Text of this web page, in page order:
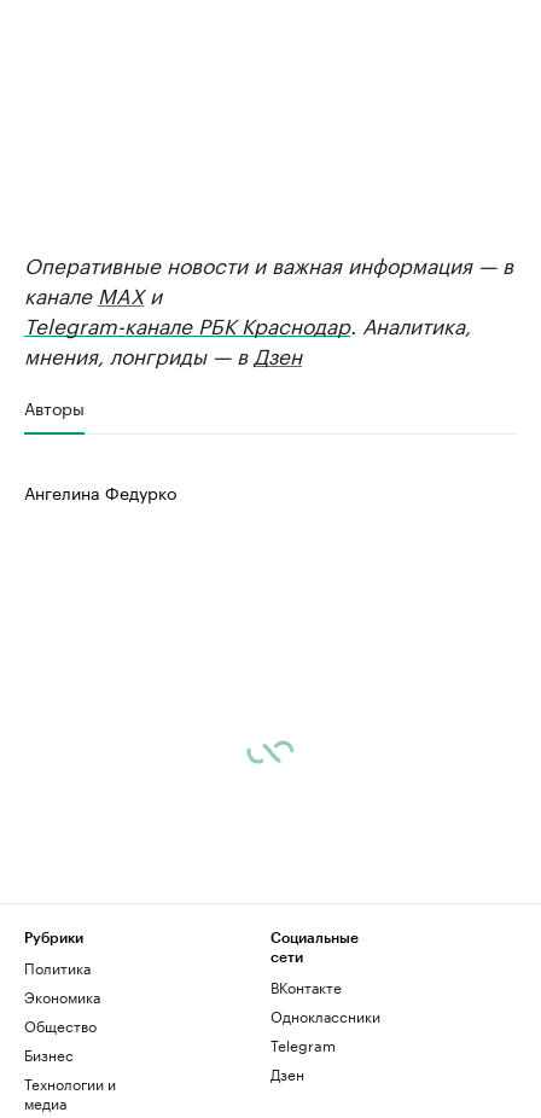
Оперативные новости и важная информация — в
канале MAXи
Telegram-канале РБК Краснодар. Аналитика,
мнения, лонгриды — в Дзен
Авторы
Ангелина Федурко
Рубрики
Политика
Экономика
Общество
Бизнес
Технологии и
медиа
Социальные
сети
ВКонтакте
Одноклассники
Telegram
Дзен